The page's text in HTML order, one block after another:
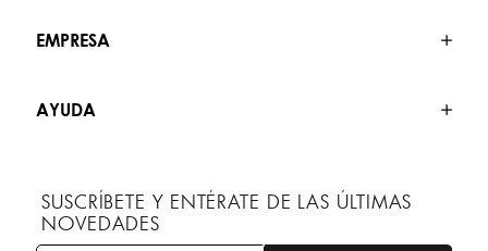
EMPRESA
AYUDA
SUSCRÍBETE Y ENTÉRATE DE LAS ÚLTIMAS
NOVEDADES